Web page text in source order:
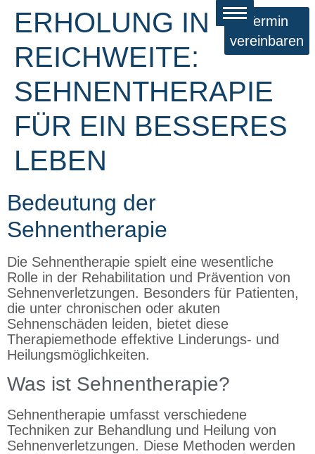
Termin
vereinbaren
ERHOLUNG IN
REICHWEITE:
SEHNENTHERAPIE
FÜR EIN BESSERES
LEBEN
Bedeutung der
Sehnentherapie
Die Sehnentherapie spielt eine wesentliche
Rolle in der Rehabilitation und Prävention von
Sehnenverletzungen. Besonders für Patienten,
die unter chronischen oder akuten
Sehnenschäden leiden, bietet diese
Therapiemethode effektive Linderungs- und
Heilungsmöglichkeiten.
Was ist Sehnentherapie?
Sehnentherapie umfasst verschiedene
Techniken zur Behandlung und Heilung von
Sehnenverletzungen. Diese Methoden werden